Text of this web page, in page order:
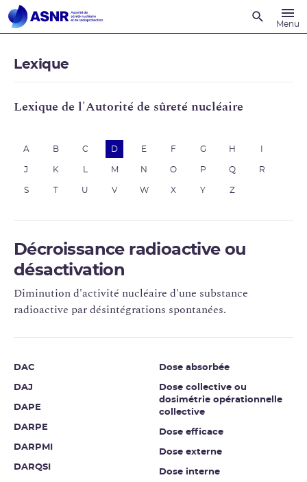
Menu
Lexique
Lexique de l'Autorité de sûreté nucléaire
A B C D E F G H
J K M N O P Q R
S U V W X Y Z
Décroissance radioactive ou
désactivation
Diminution d'activité nucléaire d'une substance
radioactive par désintégrations spontanées.
DAC
DAJ
DAPE
DARPE
DARPMI
DARQSI
Dose absorbée
Dose collective ou
dosimétrie opérationnelle
collective
Dose efficace
Dose externe
Dose interne